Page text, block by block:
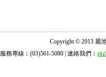
Copyright © 2013 麗
服務專線︰(03)561-5080 | 連絡我們︰